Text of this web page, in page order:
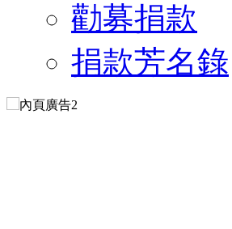
勸募捐款
捐款芳名錄